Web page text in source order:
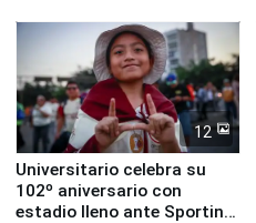
12
Universitario celebra su
102º aniversario con
estadio lleno ante Sporting